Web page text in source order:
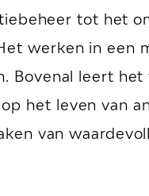
tot het
werken in een
Bovenal leert
het leven van
van